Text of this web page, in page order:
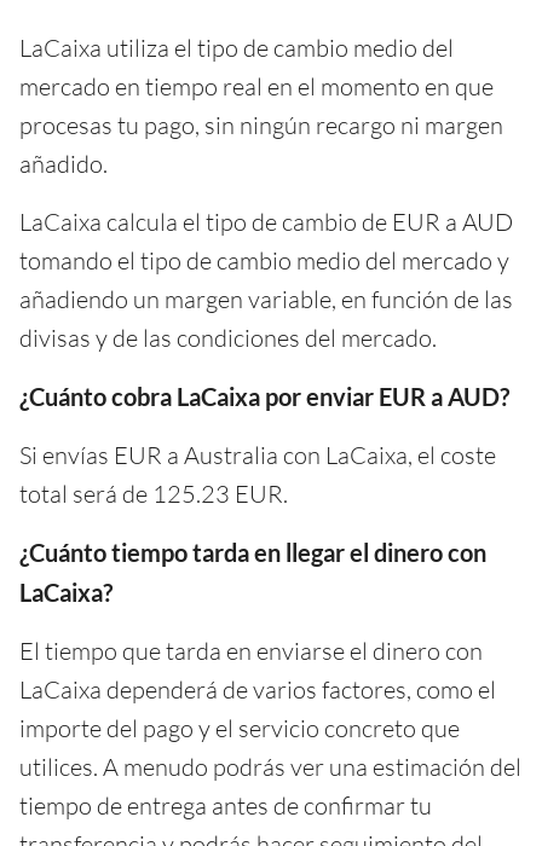
LaCaixa utiliza el tipo de cambio medio del
mercado en tiempo real en el momento en que
procesas tu pago, sin ningún recargo ni margen
añadido.
LaCaixa calcula el tipo de cambio de EUR a AUD
tomando el tipo de cambio medio del mercado y
añadiendo un margen variable, en función de las
divisas y de las condiciones del mercado.
¿Cuánto cobra LaCaixa por enviar EUR a AUD?
Si envías EUR a Australia con LaCaixa, el coste
total será de 125.23 EUR.
¿Cuánto tiempo tarda en llegar el dinero con
LaCaixa?
El tiempo que tarda en enviarse el dinero con
LaCaixa dependerá de varios factores, como el
importe del pago y el servicio concreto que
utilices. A menudo podrás ver una estimación del
tiempo de entrega antes de confirmar tu